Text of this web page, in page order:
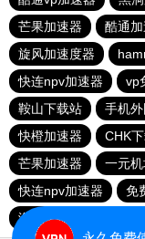
芒果加速器
酷通
旋风加速度器
快连npv加速器
vp
鞍山下载站
手机
快橙加速器
CHK
芒果加速器
一元机
快连npv加速器
免
海鸥加速器